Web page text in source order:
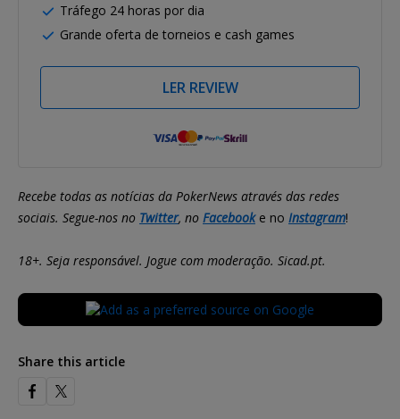
Tráfego 24 horas por dia
Grande oferta de torneios e cash games
LER REVIEW
Recebe todas as notícias da PokerNews através das redes
sociais. Segue-nos no Twitter, no Facebooke no Instagram!
18+. Seja responsável. Jogue com moderação. Sicad.pt.
Share this article